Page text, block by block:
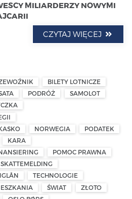
MILIARDERZY NOWYMI
CZYTAJ WIĘCEJ
BILETY LOTNICZE
PODRÓŻ
SAMOLOT
NORWEGIA
PODATEK
KARA
POMOC PRAWNA
TECHNOLOGIE
ŚWIAT
ZŁOTO